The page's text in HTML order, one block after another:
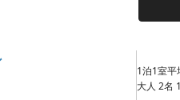
1泊1室平
大人 2名